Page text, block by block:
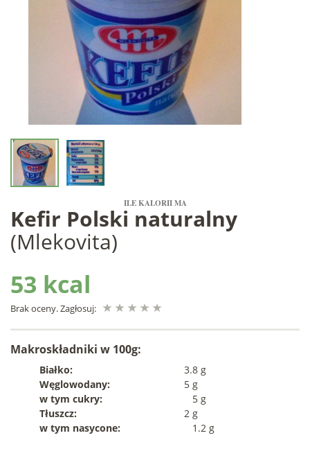
ILE KALORII MA
Kefir Polski naturalny
(Mlekovita)
53 kcal
Brak oceny. Zagłosuj:
Makroskładniki w 100g:
Białko:
3.8 g
Węglowodany:
5 g
w tym cukry:
5 g
Tłuszcz:
2 g
w tym nasycone:
1.2 g